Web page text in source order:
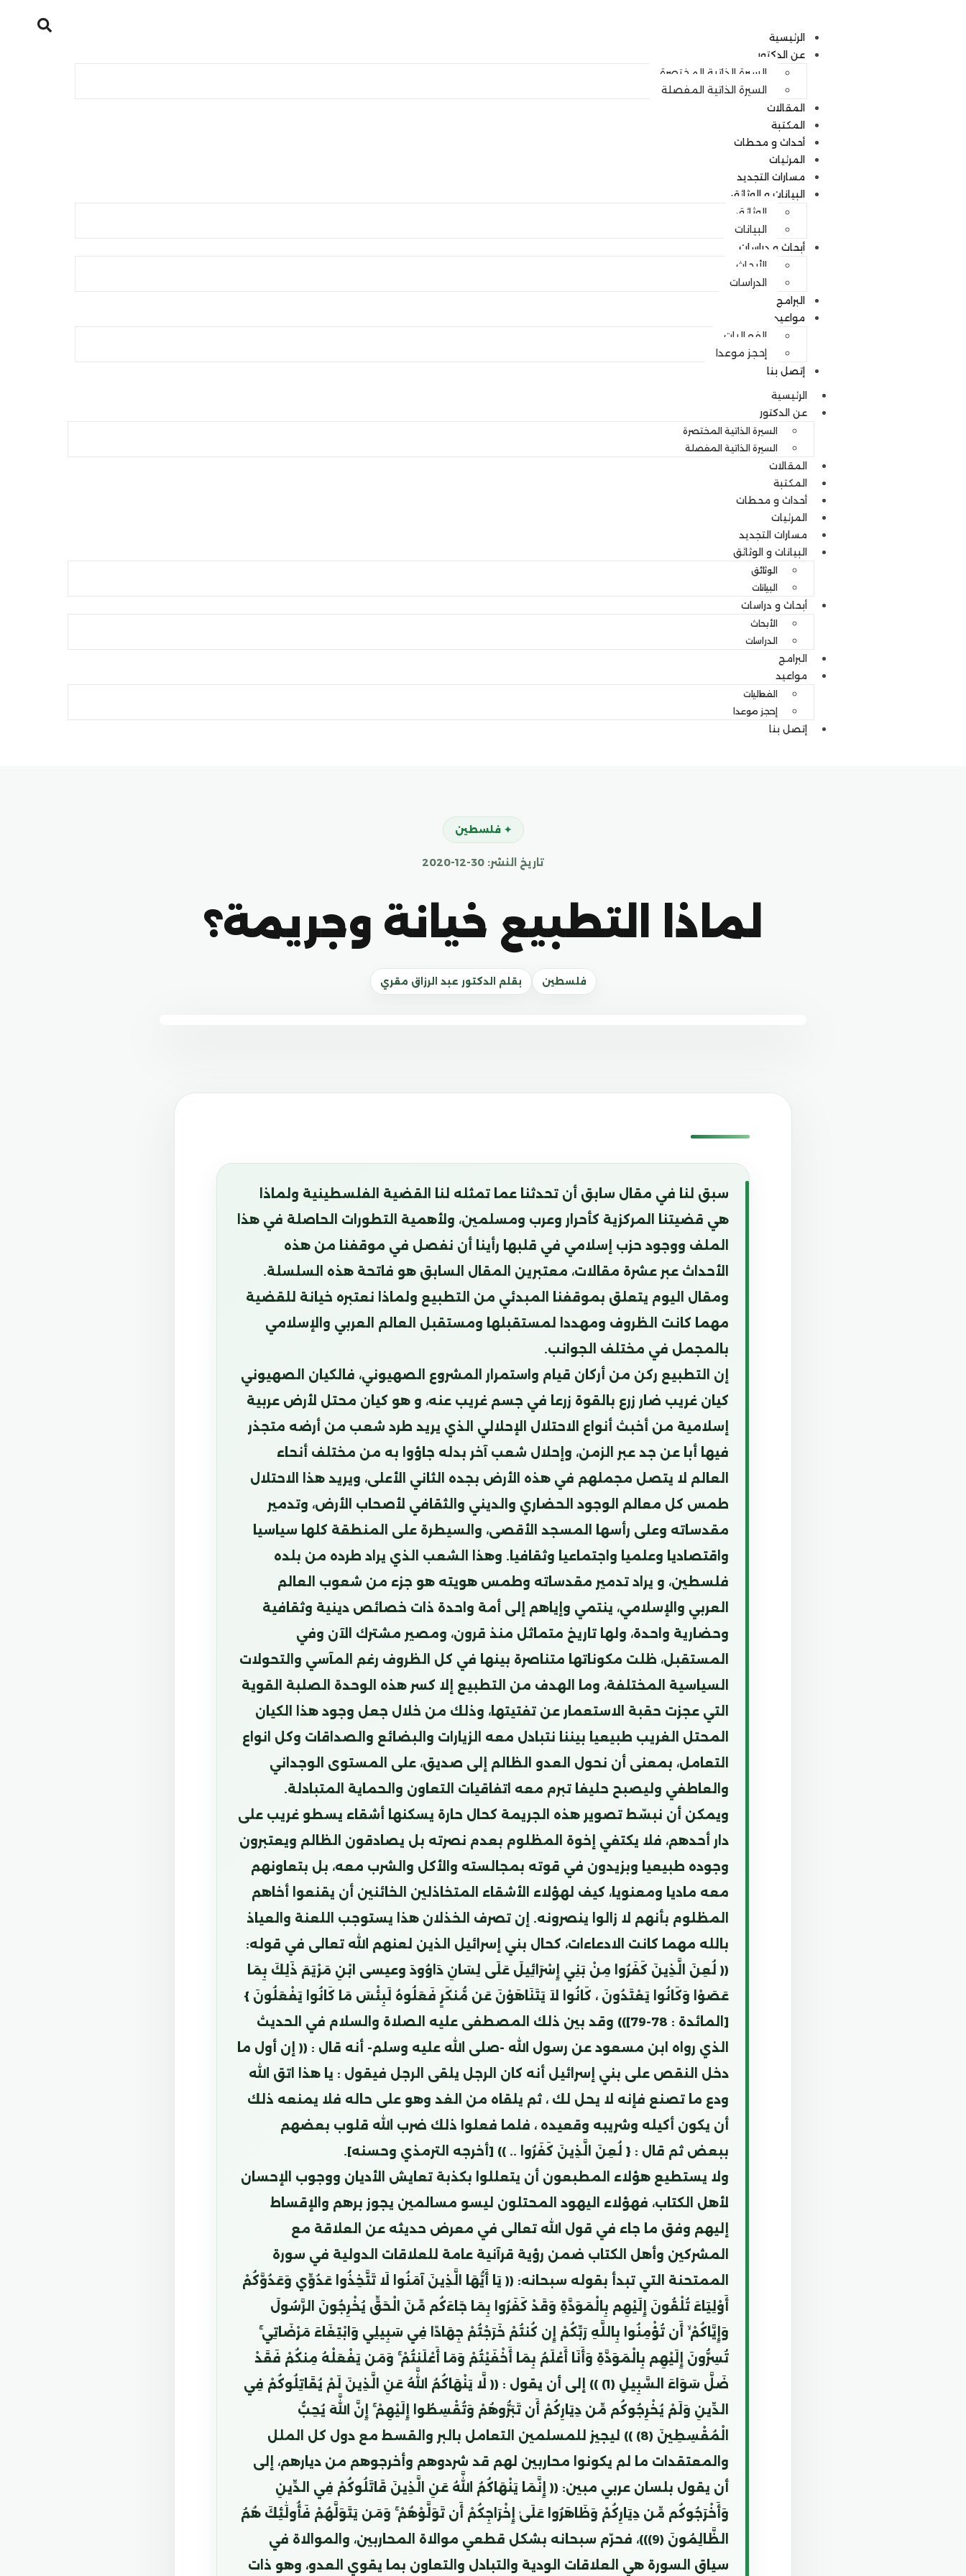
الرئيسية
عن الدكتور
السيرة الذاتية المختصرة
السيرة الذاتية المفصلة
المقالات
المكتبة
أحداث و محطات
المرئيات
مسارات التجديد
البيانات و الوثائق
الوثائق
البيانات
أبحاث و دراسات
الأبحاث
الدراسات
البرامج
مواعيد
الفعاليات
إحجز موعدا
إتصل بنا
الرئيسية
عن الدكتور
السيرة الذاتية المختصرة
السيرة الذاتية المفصلة
المقالات
المكتبة
أحداث و محطات
المرئيات
مسارات التجديد
البيانات و الوثائق
الوثائق
البيانات
أبحاث و دراسات
الأبحاث
الدراسات
البرامج
مواعيد
الفعاليات
إحجز موعدا
إتصل بنا
✦ فلسطين
تاريخ النشر: 30-12-2020
لماذا التطبيع خيانة وجريمة؟
فلسطين بقلم الدكتور عبد الرزاق مقري
سبق لنا في مقال سابق أن تحدثنا عما تمثله لنا القضية الفلسطينية ولماذا
هي قضيتنا المركزية كأحرار وعرب ومسلمين، ولأهمية التطورات الحاصلة في هذا
الملف ووجود حزب إسلامي في قلبها رأينا أن نفصل في موقفنا من هذه
الأحداث عبر عشرة مقالات، معتبرين المقال السابق هو فاتحة هذه السلسلة.
ومقال اليوم يتعلق بموقفنا المبدئي من التطبيع ولماذا نعتبره خيانة للقضية
مهما كانت الظروف ومهددا لمستقبلها ومستقبل العالم العربي والإسلامي
بالمجمل في مختلف الجوانب.
إن التطبيع ركن من أركان قيام واستمرار المشروع الصهيوني، فالكيان الصهيوني
كيان غريب ضار زرع بالقوة زرعا في جسم غريب عنه، و هو كيان محتل لأرض عربية
إسلامية من أخبث أنواع الاحتلال الإحلالي الذي يريد طرد شعب من أرضه متجذر
فيها أبا عن جد عبر الزمن، وإحلال شعب آخر بدله جاؤوا به من مختلف أنحاء
العالم لا يتصل مجملهم في هذه الأرض بجده الثاني الأعلى، ويريد هذا الاحتلال
طمس كل معالم الوجود الحضاري والديني والثقافي لأصحاب الأرض، وتدمير
مقدساته وعلى رأسها المسجد الأقصى، والسيطرة على المنطقة كلها سياسيا
واقتصاديا وعلميا واجتماعيا وثقافيا. وهذا الشعب الذي يراد طرده من بلده
فلسطين، و يراد تدمير مقدساته وطمس هويته هو جزء من شعوب العالم
العربي والإسلامي، ينتمي وإياهم إلى أمة واحدة ذات خصائص دينية وثقافية
وحضارية واحدة، ولها تاريخ متماثل منذ قرون، ومصير مشترك الآن وفي
المستقبل، ظلت مكوناتها متناصرة بينها في كل الظروف رغم المآسي والتحولات
السياسية المختلفة، وما الهدف من التطبيع إلا كسر هذه الوحدة الصلبة القوية
التي عجزت حقبة الاستعمار عن تفتيتها، وذلك من خلال جعل وجود هذا الكيان
المحتل الغريب طبيعيا بيننا نتبادل معه الزيارات والبضائع والصداقات وكل انواع
التعامل، بمعنى أن نحول العدو الظالم إلى صديق، على المستوى الوجداني
والعاطفي وليصبح حليفا تبرم معه اتفاقيات التعاون والحماية المتبادلة.
ويمكن أن نبسّط تصوير هذه الجريمة كحال حارة يسكنها أشقاء يسطو غريب على
دار أحدهم، فلا يكتفي إخوة المظلوم بعدم نصرته بل يصادقون الظالم ويعتبرون
وجوده طبيعيا وبزيدون في قوته بمجالسته والأكل والشرب معه، بل بتعاونهم
معه ماديا ومعنويا، كيف لهؤلاء الأشقاء المتخاذلين الخائنين أن يقنعوا أخاهم
المظلوم بأنهم لا زالوا ينصرونه. إن تصرف الخذلان هذا يستوجب اللعنة والعياذ
بالله مهما كانت الادعاءات، كحال بني إسرائيل الذين لعنهم الله تعالى في قوله:
(( لُعِنَ الَّذِينَ كَفَرُوا مِنْ بَنِي إِسْرَائِيلَ عَلَى لِسَانِ دَاوُودَ وعيسى ابْنِ مَرْيَمَ ذَلِكَ بِمَا
عَصَوْا وَكَانُوا يَعْتَدُونَ ، كَانُوا لاَ يَتَنَاهَوْنَ عَن مُّنكَرٍ فَعَلُوهُ لَبِئْسَ مَا كَانُوا يَفْعَلُونَ }
[المائدة : 78-79])) وقد بين ذلك المصطفى عليه الصلاة والسلام في الحديث
الذي رواه ابن مسعود عن رسول الله -صلى الله عليه وسلم- أنه قال : (( إن أول ما
دخل النقص على بني إسرائيل أنه كان الرجل يلقى الرجل فيقول : يا هذا اتق الله
ودع ما تصنع فإنه لا يحل لك ، ثم يلقاه من الغد وهو على حاله فلا يمنعه ذلك
أن يكون أكيله وشريبه وقعيده ، فلما فعلوا ذلك ضرب الله قلوب بعضهم
ببعض ثم قال : { لُعِنَ الَّذِينَ كَفَرُوا .. )) [أخرجه الترمذي وحسنه].
ولا يستطيع هؤلاء المطبعون أن يتعللوا بكذبة تعايش الأديان ووجوب الإحسان
لأهل الكتاب، فهؤلاء اليهود المحتلون ليسو مسالمين يجوز برهم والإقساط
إليهم وفق ما جاء في قول الله تعالى في معرض حديثه عن العلاقة مع
المشركين وأهل الكتاب ضمن رؤية قرآنية عامة للعلاقات الدولية في سورة
الممتحنة التي تبدأ بقوله سبحانه: (( يَا أَيُّهَا الَّذِينَ آمَنُوا لَا تَتَّخِذُوا عَدُوِّي وَعَدُوَّكُمْ
أَوْلِيَاءَ تُلْقُونَ إِلَيْهِم بِالْمَوَدَّةِ وَقَدْ كَفَرُوا بِمَا جَاءَكُم مِّنَ الْحَقِّ يُخْرِجُونَ الرَّسُولَ
وَإِيَّاكُمْ ۙ أَن تُؤْمِنُوا بِاللَّهِ رَبِّكُمْ إِن كُنتُمْ خَرَجْتُمْ جِهَادًا فِي سَبِيلِي وَابْتِغَاءَ مَرْضَاتِي ۚ
تُسِرُّونَ إِلَيْهِم بِالْمَوَدَّةِ وَأَنَا أَعْلَمُ بِمَا أَخْفَيْتُمْ وَمَا أَعْلَنتُمْ ۚ وَمَن يَفْعَلْهُ مِنكُمْ فَقَدْ
ضَلَّ سَوَاءَ السَّبِيلِ (1) )) إلى أن يقول : (( لَّا يَنْهَاكُمُ اللَّهُ عَنِ الَّذِينَ لَمْ يُقَاتِلُوكُمْ فِي
الدِّينِ وَلَمْ يُخْرِجُوكُم مِّن دِيَارِكُمْ أَن تَبَرُّوهُمْ وَتُقْسِطُوا إِلَيْهِمْ ۚ إِنَّ اللَّهَ يُحِبُّ
الْمُقْسِطِينَ (8) )) ليجيز للمسلمين التعامل بالبر والقسط مع دول كل الملل
والمعتقدات ما لم يكونوا محاربين لهم قد شردوهم وأخرجوهم من ديارهم، إلى
أن يقول بلسان عربي مبين: (( إِنَّمَا يَنْهَاكُمُ اللَّهُ عَنِ الَّذِينَ قَاتَلُوكُمْ فِي الدِّينِ
وَأَخْرَجُوكُم مِّن دِيَارِكُمْ وَظَاهَرُوا عَلَىٰ إِخْرَاجِكُمْ أَن تَوَلَّوْهُمْ ۚ وَمَن يَتَوَلَّهُمْ فَأُولَٰئِكَ هُمُ
الظَّالِمُونَ (9)))، فحرّم سبحانه بشكل قطعي موالاة المحاربين، والموالاة في
سياق السورة هي العلاقات الودية والتبادل والتعاون بما يقوي العدو، وهو ذات